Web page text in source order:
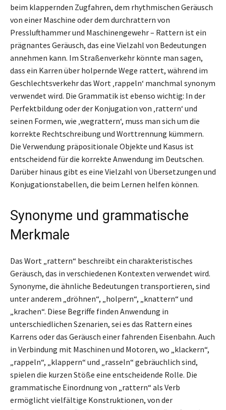
beim klappernden Zugfahren, dem rhythmischen Geräusch
von einer Maschine oder dem durchrattern von
Presslufthammer und Maschinengewehr – Rattern ist ein
prägnantes Geräusch, das eine Vielzahl von Bedeutungen
annehmen kann. Im Straßenverkehr könnte man sagen,
dass ein Karren über holpernde Wege rattert, während im
Geschlechtsverkehr das Wort ‚rappeln‘ manchmal synonym
verwendet wird. Die Grammatik ist ebenso wichtig: In der
Perfektbildung oder der Konjugation von ‚rattern‘ und
seinen Formen, wie ‚wegrattern‘, muss man sich um die
korrekte Rechtschreibung und Worttrennung kümmern.
Die Verwendung präpositionale Objekte und Kasus ist
entscheidend für die korrekte Anwendung im Deutschen.
Darüber hinaus gibt es eine Vielzahl von Übersetzungen und
Konjugationstabellen, die beim Lernen helfen können.
Synonyme und grammatische
Merkmale
Das Wort „rattern“ beschreibt ein charakteristisches
Geräusch, das in verschiedenen Kontexten verwendet wird.
Synonyme, die ähnliche Bedeutungen transportieren, sind
unter anderem „dröhnen“, „holpern“, „knattern“ und
„krachen“. Diese Begriffe finden Anwendung in
unterschiedlichen Szenarien, sei es das Rattern eines
Karrens oder das Geräusch einer fahrenden Eisenbahn. Auch
in Verbindung mit Maschinen und Motoren, wo „klackern“,
„rappeln“, „klappern“ und „rasseln“ gebräuchlich sind,
spielen die kurzen Stöße eine entscheidende Rolle. Die
grammatische Einordnung von „rattern“ als Verb
ermöglicht vielfältige Konstruktionen, von der